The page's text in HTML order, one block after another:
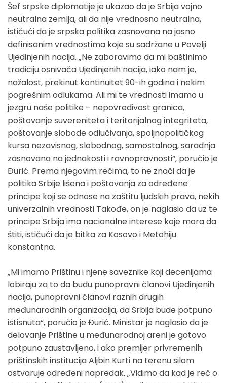
Šef srpske diplomatije je ukazao da je Srbija vojno
neutralna zemlja, ali da nije vrednosno neutralna,
ističući da je srpska politika zasnovana na jasno
definisanim vrednostima koje su sadržane u Povelji
Ujedinjenih nacija. „Ne zaboravimo da mi baštinimo
tradiciju osnivača Ujedinjenih nacija, iako nam je,
nažalost, prekinut kontinuitet 90-ih godina i nekim
pogrešnim odlukama. Ali mi te vrednosti imamo u
jezgru naše politike – nepovredivost granica,
poštovanje suvereniteta i teritorijalnog integriteta,
poštovanje slobode odlučivanja, spoljnopolitičkog
kursa nezavisnog, slobodnog, samostalnog, saradnja
zasnovana na jednakosti i ravnopravnosti“, poručio je
Đurić. Prema njegovim rečima, to ne znači da je
politika Srbije lišena i poštovanja za određene
principe koji se odnose na zaštitu ljudskih prava, nekih
univerzalnih vrednosti Takođe, on je naglasio da uz te
principe Srbija ima nacionalne interese koje mora da
štiti, ističući da je bitka za Kosovo i Metohiju
konstantna.
„Mi imamo Prištinu i njene saveznike koji decenijama
lobiraju za to da budu punopravni članovi Ujedinjenih
nacija, punopravni članovi raznih drugih
međunarodnih organizacija, da Srbija bude potpuno
istisnuta“, poručio je Đurić. Ministar je naglasio da je
delovanje Prištine u međunarodnoj areni je gotovo
potpuno zaustavljeno, i ako premijer privremenih
prištinskih institucija Aljbin Kurti na terenu silom
ostvaruje određeni napredak. „Vidimo da kad je reč o